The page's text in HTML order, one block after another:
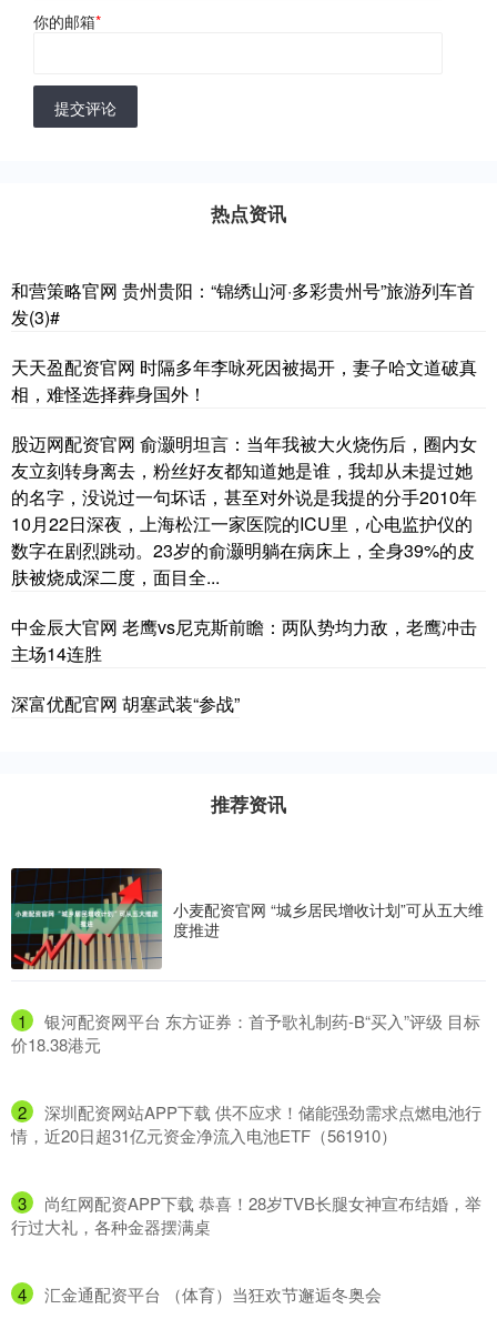
你的邮箱*
提交评论
热点资讯
和营策略官网 贵州贵阳：“锦绣山河·多彩贵州号”旅游列车首
发(3)#
天天盈配资官网 时隔多年李咏死因被揭开，妻子哈文道破真
相，难怪选择葬身国外！
股迈网配资官网 俞灏明坦言：当年我被大火烧伤后，圈内女
友立刻转身离去，粉丝好友都知道她是谁，我却从未提过她
的名字，没说过一句坏话，甚至对外说是我提的分手2010年
10月22日深夜，上海松江一家医院的ICU里，心电监护仪的
数字在剧烈跳动。23岁的俞灏明躺在病床上，全身39%的皮
肤被烧成深二度，面目全...
中金辰大官网 老鹰vs尼克斯前瞻：两队势均力敌，老鹰冲击
主场14连胜
深富优配官网 胡塞武装“参战”
推荐资讯
小麦配资官网 “城乡居民增收计划”可从五大维
度推进
1
​银河配资网平台 东方证券：首予歌礼制药-B“买入”评级 目标
价18.38港元
2
​深圳配资网站APP下载 供不应求！储能强劲需求点燃电池行
情，近20日超31亿元资金净流入电池ETF（561910）
3
​尚红网配资APP下载 恭喜！28岁TVB长腿女神宣布结婚，举
行过大礼，各种金器摆满桌
4 ​汇金通配资平台 （体育）当狂欢节邂逅冬奥会